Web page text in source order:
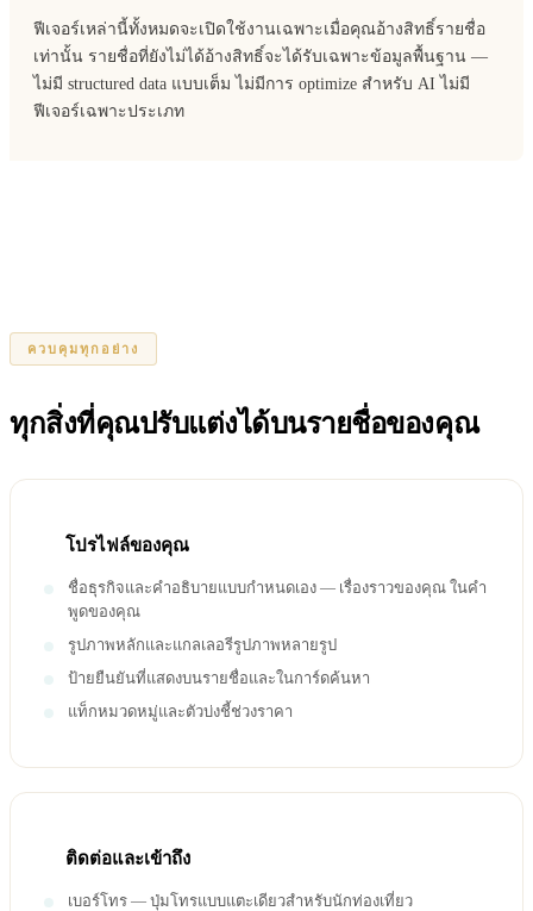
ฟีเจอร์เหล่านี้ทั้งหมดจะเปิดใช้งานเฉพาะเมื่อคุณอ้างสิทธิ์รายชื่อ
เท่านั้น รายชื่อที่ยังไม่ได้อ้างสิทธิ์จะได้รับเฉพาะข้อมูลพื้นฐาน —
ไม่มี structured data แบบเต็ม ไม่มีการ optimize สำหรับ AI ไม่มี
ฟีเจอร์เฉพาะประเภท
ควบคุมทุกอย่าง
ทุกสิ่งที่คุณปรับแต่งได้บนรายชื่อของคุณ
โปรไฟล์ของคุณ
ชื่อธุรกิจและคำอธิบายแบบกำหนดเอง — เรื่องราวของคุณ ในคำ
พูดของคุณ
รูปภาพหลักและแกลเลอรีรูปภาพหลายรูป
ป้ายยืนยันที่แสดงบนรายชื่อและในการ์ดค้นหา
แท็กหมวดหมู่และตัวบ่งชี้ช่วงราคา
ติดต่อและเข้าถึง
เบอร์โทร — ปุ่มโทรแบบแตะเดียวสำหรับนักท่องเที่ยว